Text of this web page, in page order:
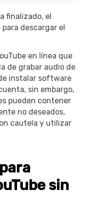
finalizado, el
descargar el
en línea que
de grabar audio de
instalar software
sin embargo,
pueden contener
no deseados,
cautela y utilizar
sin